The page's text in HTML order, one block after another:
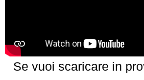
Se vuoi scaricare in